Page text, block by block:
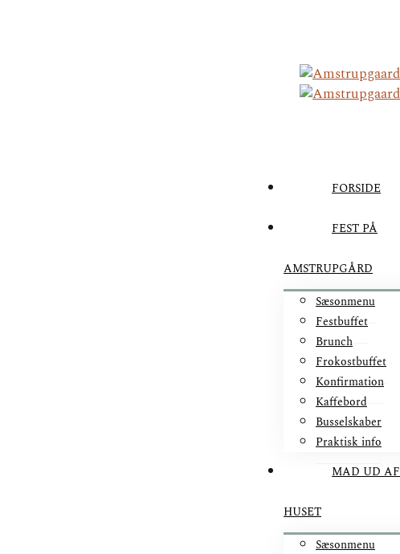
FORSIDE
FEST PÅ
AMSTRUPGÅRD
Sæsonmenu
Festbuffet
Brunch
Frokostbuffet
Konfirmation
Kaffebord
Busselskaber
Praktisk info
MAD UD AF
HUSET
Sæsonmenu